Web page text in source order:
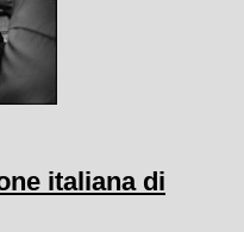
italiana di